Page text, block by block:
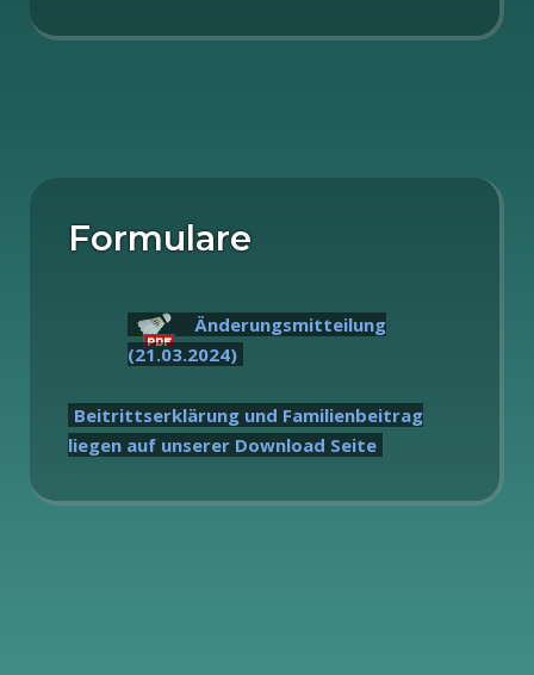
Formulare
Änderungsmitteilung
(21.03.2024)
Beitrittserklärung und Familienbeitrag
liegen auf unserer Download Seite